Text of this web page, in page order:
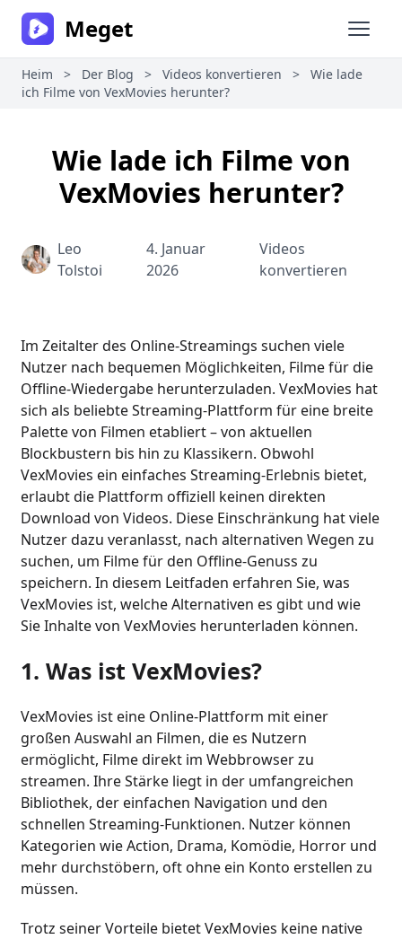
Meget
Heim > Der Blog > Videos konvertieren >
Wie lade
ich Filme von VexMovies herunter?
Wie lade ich Filme von
VexMovies herunter?
Leo
Tolstoi
4. Januar
2026
Videos
konvertieren
Im Zeitalter des Online-Streamings suchen viele
Nutzer nach bequemen Möglichkeiten, Filme für die
Offline-Wiedergabe herunterzuladen. VexMovies hat
sich als beliebte Streaming-Plattform für eine breite
Palette von Filmen etabliert – von aktuellen
Blockbustern bis hin zu Klassikern. Obwohl
VexMovies ein einfaches Streaming-Erlebnis bietet,
erlaubt die Plattform offiziell keinen direkten
Download von Videos. Diese Einschränkung hat viele
Nutzer dazu veranlasst, nach alternativen Wegen zu
suchen, um Filme für den Offline-Genuss zu
speichern. In diesem Leitfaden erfahren Sie, was
VexMovies ist, welche Alternativen es gibt und wie
Sie Inhalte von VexMovies herunterladen können.
1. Was ist VexMovies?
VexMovies ist eine Online-Plattform mit einer
großen Auswahl an Filmen, die es Nutzern
ermöglicht, Filme direkt im Webbrowser zu
streamen. Ihre Stärke liegt in der umfangreichen
Bibliothek, der einfachen Navigation und den
schnellen Streaming-Funktionen. Nutzer können
Kategorien wie Action, Drama, Komödie, Horror und
mehr durchstöbern, oft ohne ein Konto erstellen zu
müssen.
Trotz seiner Vorteile bietet VexMovies keine native